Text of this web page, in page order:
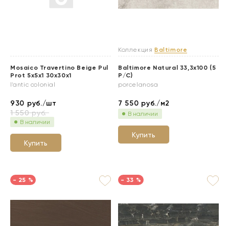
Mosaico Travertino Beige Pul
Prot 5x5x1 30x30x1
l'antic colonial
930 руб./шт
1 550руб.
В наличии
Купить
Коллекция Baltimore
Baltimore Natural 33,3x100 (5
P/C)
porcelanosa
7 550 руб./м2
В наличии
Купить
- 25 % - 33 %